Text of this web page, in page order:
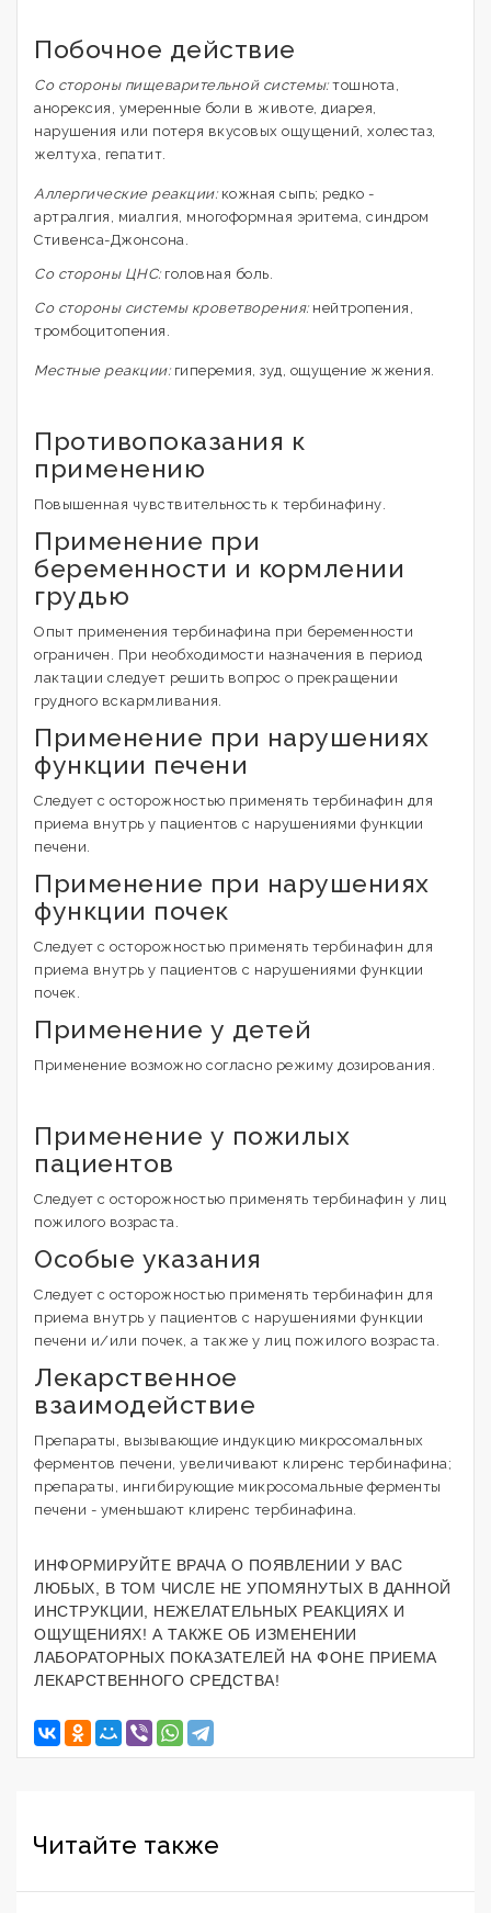
Побочное действие
Со стороны пищеварительной системы:тошнота,
анорексия, умеренные боли в животе, диарея,
нарушения или потеря вкусовых ощущений, холестаз,
желтуха, гепатит.
Аллергические реакции:кожная сыпь; редко -
артралгия, миалгия, многоформная эритема, синдром
Стивенса-Джонсона.
Со стороны ЦНС:головная боль.
Cо стороны системы кроветворения:нейтропения,
тромбоцитопения.
Местные реакции:гиперемия, зуд, ощущение жжения.
Противопоказания к
применению
Повышенная чувствительность к тербинафину.
Применение при
беременности и кормлении
грудью
Опыт применения тербинафина при беременности
ограничен. При необходимости назначения в период
лактации следует решить вопрос о прекращении
грудного вскармливания.
Применение при нарушениях
функции печени
Следует с осторожностью применять тербинафин для
приема внутрь у пациентов с нарушениями функции
печени.
Применение при нарушениях
функции почек
Следует с осторожностью применять тербинафин для
приема внутрь у пациентов с нарушениями функции
почек.
Применение у детей
Применение возможно согласно режиму дозирования.
Применение у пожилых
пациентов
Следует с осторожностью применять тербинафин у лиц
пожилого возраста.
Особые указания
Следует с осторожностью применять тербинафин для
приема внутрь у пациентов с нарушениями функции
печени и/или почек, а также у лиц пожилого возраста.
Лекарственное
взаимодействие
Препараты, вызывающие индукцию микросомальных
ферментов печени, увеличивают клиренс тербинафина;
препараты, ингибирующие микросомальные ферменты
печени - уменьшают клиренс тербинафина.
ИНФОРМИРУЙТЕ ВРАЧА О ПОЯВЛЕНИИ У ВАС
ЛЮБЫХ, В ТОМ ЧИСЛЕ НЕ УПОМЯНУТЫХ В ДАННОЙ
ИНСТРУКЦИИ, НЕЖЕЛАТЕЛЬНЫХ РЕАКЦИЯХ И
ОЩУЩЕНИЯХ! А ТАКЖЕ ОБ ИЗМЕНЕНИИ
ЛАБОРАТОРНЫХ ПОКАЗАТЕЛЕЙ НА ФОНЕ ПРИЕМА
ЛЕКАРСТВЕННОГО СРЕДСТВА!
Читайте также